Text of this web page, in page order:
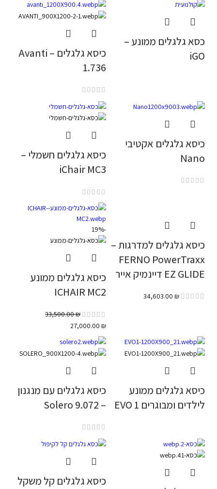
כסא גלגלים ממונע –
iGO
כיסא גלגלים – Avanti
1.736
כיסא גלגלים אקטיבי
Nano
כיסא גלגלים חשמלי –
iChair MC3
כיסא גלגלים למדרגות –
FERNO PowerTraxx
EZ GLIDE דיינמיק אייר
34,603.00 ₪
-19%
כיסא גלגלים ממונע
ICHAIR MC2
33,500.00₪
27,000.00 ₪
כיסא גלגלים ממונע
לילדים ומבוגרים EVO 1
כיסא גלגלים עם מנגנון
– Solero 9.072
כיסא גלגלים קל משקל